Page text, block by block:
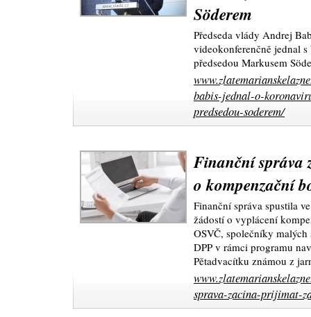
Söderem
Předseda vlády Andrej
videokonferenčně jednal
předsedou Markusem
babis-jednal-o-
predsedou-soderem/
Finanční správa
o kompenzační
Finanční správa spustila
žádostí o vyplácení
OSVČ, společníky
DPP v rámci programu
Pětadvacítku známou z
sprava-zacina-prijimat-